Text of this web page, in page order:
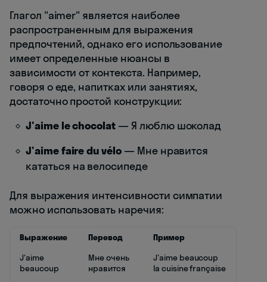
Глагол "aimer" является наиболее
распространенным для выражения
предпочтений, однако его использование
имеет определенные нюансы в
зависимости от контекста. Например,
говоря о еде, напитках или занятиях,
достаточно простой конструкции:
J'aime le chocolat — Я люблю шоколад
J'aime faire du vélo — Мне нравится
кататься на велосипеде
Для выражения интенсивности симпатии
можно использовать наречия:
Выражение Перевод
Пример
J'aime
beaucoup
Мне очень
нравится
J'aime beaucoup
la cuisine française